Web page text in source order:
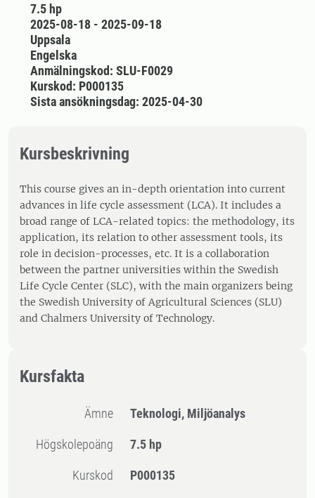
7.5 hp
2025-08-18 - 2025-09-18
Uppsala
Engelska
Anmälningskod: SLU-F0029
Kurskod: P000135
Sista ansökningsdag: 2025-04-30
Kursbeskrivning
This course gives an in-depth orientation into current
advances in life cycle assessment (LCA). It includes a
broad range of LCA-related topics: the methodology, its
application, its relation to other assessment tools, its
role in decision-processes, etc. It is a collaboration
between the partner universities within the Swedish
Life Cycle Center (SLC), with the main organizers being
the Swedish University of Agricultural Sciences (SLU)
and Chalmers University of Technology.
Kursfakta
Ämne Teknologi, Miljöanalys
högskolepoäng 7.5 hp
Kurskod P000135